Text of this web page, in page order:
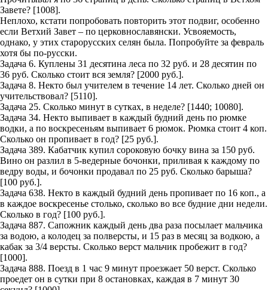
Завете? [1008].
Неплохо, кстати попробовать повторить этот подвиг, особенно
если Ветхий Завет – по церковнославянски. Усвояемость,
однако, у этих старорусских селян была. Попробуйте за февраль
хотя бы по-русски.
Задача 6. Куплены 31 десятина леса по 32 руб. и 28 десятин по
36 руб. Сколько стоит вся земля? [2000 руб.].
Задача 8. Некто был учителем в течение 14 лет. Сколько дней он
учительствовал? [5110].
Задача 25. Сколько минут в сутках, в неделе? [1440; 10080].
Задача 34. Некто выпивает в каждый будний день по рюмке
водки, а по воскресеньям выпивает 6 рюмок. Рюмка стоит 4 коп.
Сколько он пропивает в год? [25 руб.].
Задача 389. Кабатчик купил сороковую бочку вина за 150 руб.
Вино он разлил в 5-ведерные бочонки, приливая к каждому по
ведру воды, и бочонки продавал по 25 руб. Сколько барыша?
[100 руб.].
Задача 638. Некто в каждый будний день пропивает по 16 коп., а
в каждое воскресенье столько, сколько во все будние дни недели.
Сколько в год? [100 руб.].
Задача 887. Сапожник каждый день два раза посылает мальчика
за водою, а колодец за полверсты, и 15 раз в месяц за водкою, а
кабак за 3/4 версты. Сколько верст мальчик пробежит в год?
[1000].
Задача 888. Поезд в 1 час 9 минут проезжает 50 верст. Сколько
проедет он в сутки при 8 остановках, каждая в 7 минут 30